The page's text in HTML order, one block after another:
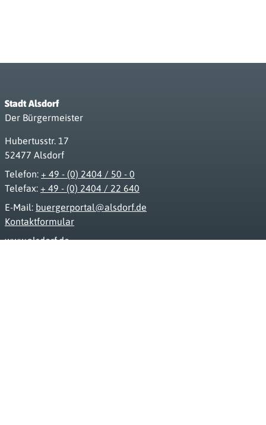
Stadt Alsdorf
Der Bürgermeister
Hubertusstr. 17
52477 Alsdorf
Telefon: + 49 - (0) 2404 / 50 - 0
Telefax: + 49 - (0) 2404 / 22 640
E-Mail: buergerportal@alsdorf.de
Kontaktformular
www.alsdorf.de